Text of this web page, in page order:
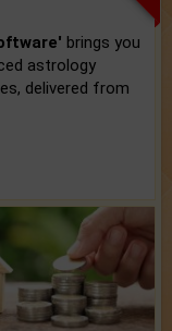
brings you
astrology
delivered from